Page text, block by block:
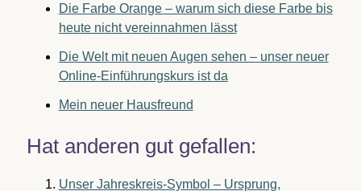
Die Farbe Orange – warum sich diese Farbe bis
heute nicht vereinnahmen lässt
Die Welt mit neuen Augen sehen – unser neuer
Online-Einführungskurs ist da
Mein neuer Hausfreund
Hat anderen gut gefallen:
Unser Jahreskreis-Symbol – Ursprung,